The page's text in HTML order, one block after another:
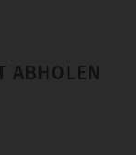
ABHOLEN